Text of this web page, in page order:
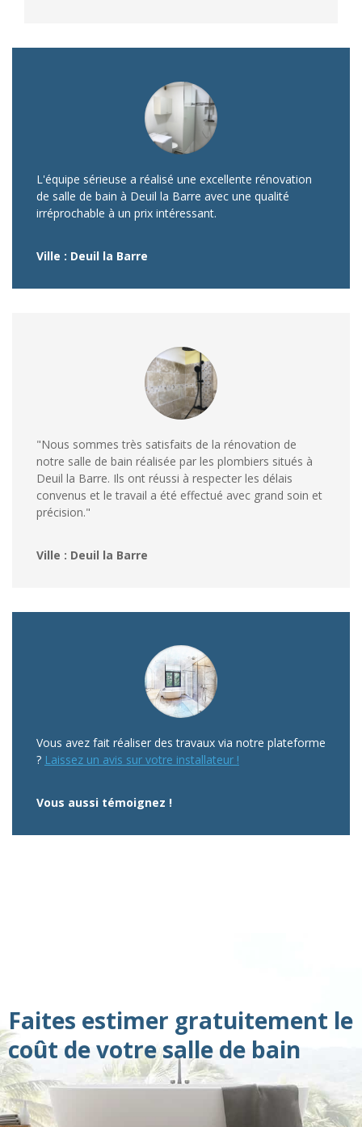
L'équipe sérieuse a réalisé une excellente rénovation
de salle de bain à Deuil la Barre avec une qualité
irréprochable à un prix intéressant.
Ville : Deuil la Barre
"Nous sommes très satisfaits de la rénovation de
notre salle de bain réalisée par les plombiers situés à
Deuil la Barre. Ils ont réussi à respecter les délais
convenus et le travail a été effectué avec grand soin et
précision."
Ville : Deuil la Barre
Vous avez fait réaliser des travaux via notre plateforme
? Laissez un avis sur votre installateur !
Vous aussi témoignez !
Faites estimer gratuitement le
coût de votre salle de bain